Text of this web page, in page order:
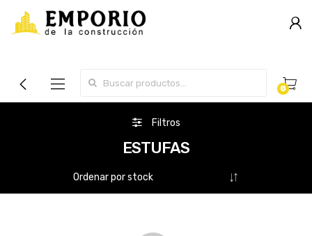
Search for:
0
Filtros
ESTUFAS